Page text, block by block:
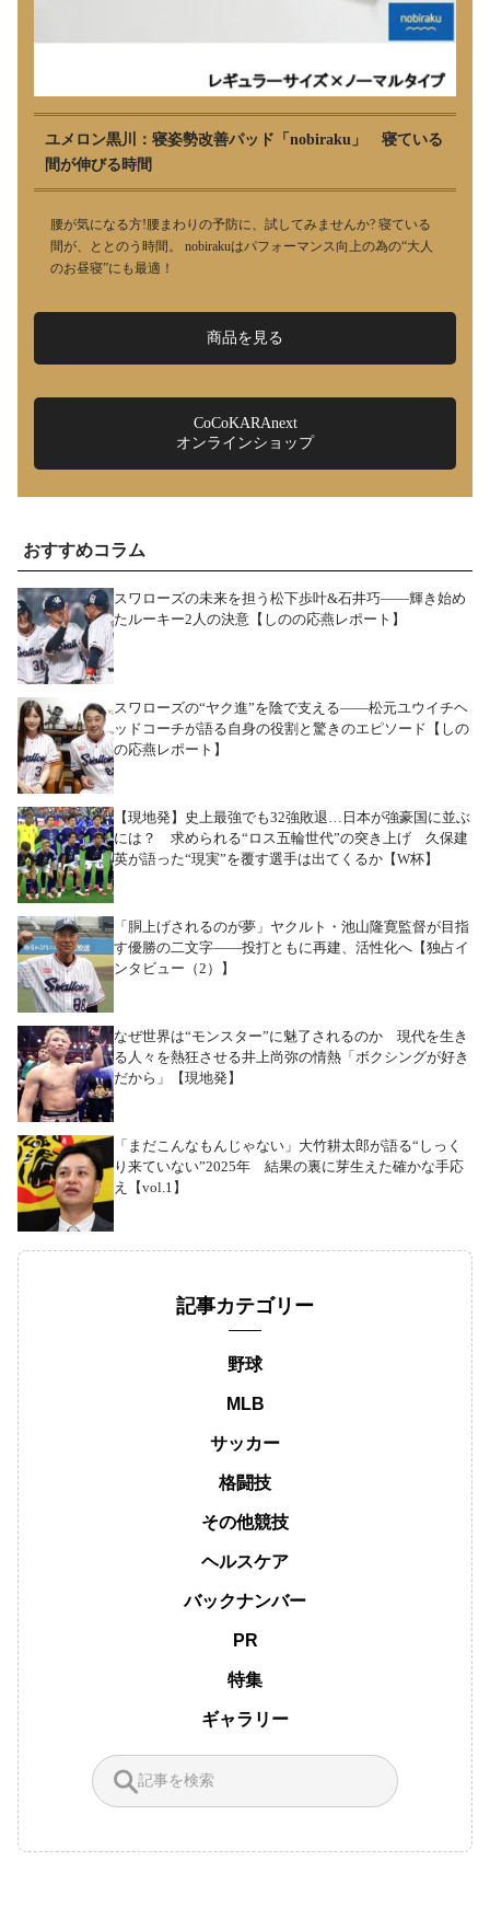
ユメロン黒川：寝姿勢改善パッド「nobiraku」 寝ている
間が伸びる時間
腰が気になる方!腰まわりの予防に、試してみませんか? 寝ている
間が、ととのう時間。 nobirakuはパフォーマンス向上の為の“大人
のお昼寝”にも最適！
商品を見る
CoCoKARAnext
オンラインショップ
おすすめコラム
スワローズの未来を担う松下歩叶&石井巧――輝き始め
たルーキー2人の決意【しのの応燕レポート】
スワローズの“ヤク進”を陰で支える――松元ユウイチヘ
ッドコーチが語る自身の役割と驚きのエピソード【しの
の応燕レポート】
【現地発】史上最強でも32強敗退…日本が強豪国に並ぶ
には？ 求められる“ロス五輪世代”の突き上げ 久保建
英が語った“現実”を覆す選手は出てくるか【W杯】
「胴上げされるのが夢」ヤクルト・池山隆寛監督が目指
す優勝の二文字――投打ともに再建、活性化へ【独占イ
ンタビュー（2）】
なぜ世界は“モンスター”に魅了されるのか 現代を生き
る人々を熱狂させる井上尚弥の情熱「ボクシングが好き
だから」【現地発】
「まだこんなもんじゃない」大竹耕太郎が語る“しっく
り来ていない”2025年 結果の裏に芽生えた確かな手応
え【vol.1】
記事カテゴリー
野球
MLB
サッカー
格闘技
その他競技
ヘルスケア
バックナンバー
PR
特集
ギャラリー